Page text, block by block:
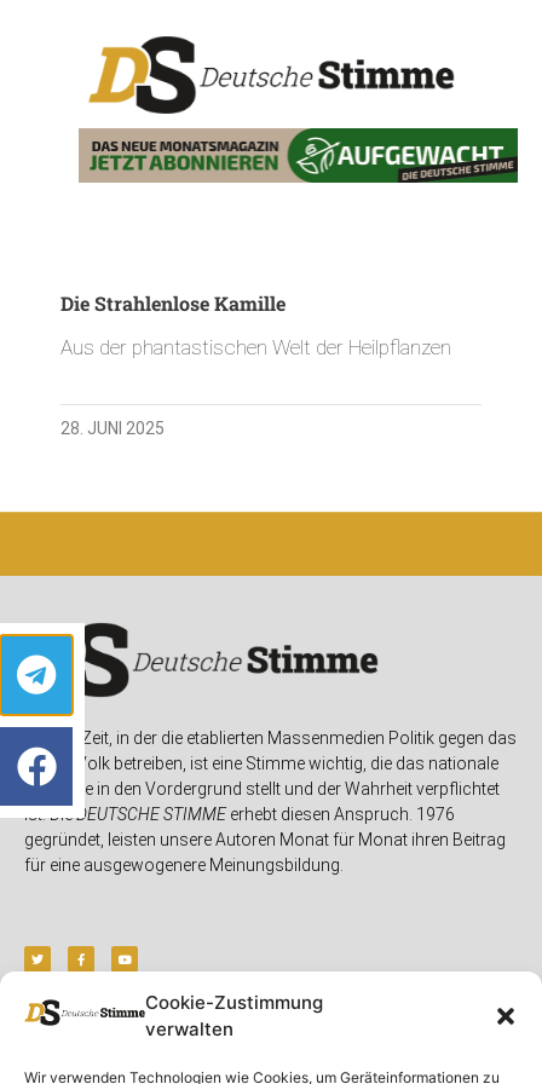
Cookie-Zustimmung
verwalten
Wir verwenden Technologien wie Cookies, um Geräteinformationen zu
Die Strahlenlose Kamille
Aus der phantastischen Welt der Heilpflanzen
28. JUNI 2025
In einer Zeit, in der die etablierten Massenmedien Politik gegen das
eigene Volk betreiben, ist eine Stimme wichtig, die das nationale
Interesse in den Vordergrund stellt und der Wahrheit verpflichtet
ist. DieDEUTSCHE STIMMEerhebt diesen Anspruch. 1976
gegründet, leisten unsere Autoren Monat für Monat ihren Beitrag
für eine ausgewogenere Meinungsbildung.
Unser Magazin Rubriken